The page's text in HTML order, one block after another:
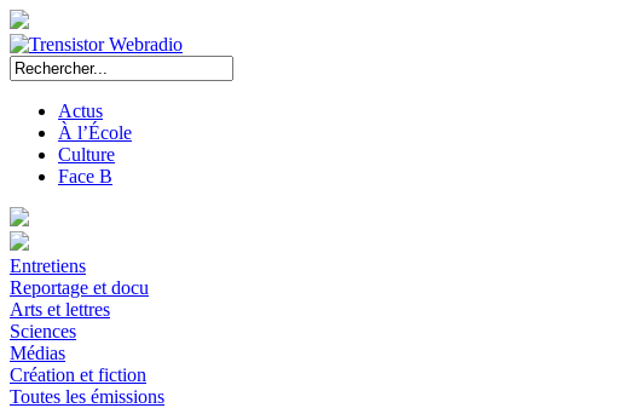
Actus
À l’École
Culture
Face B
Entretiens
Reportage et docu
Arts et lettres
Sciences
Médias
Création et fiction
Toutes les émissions